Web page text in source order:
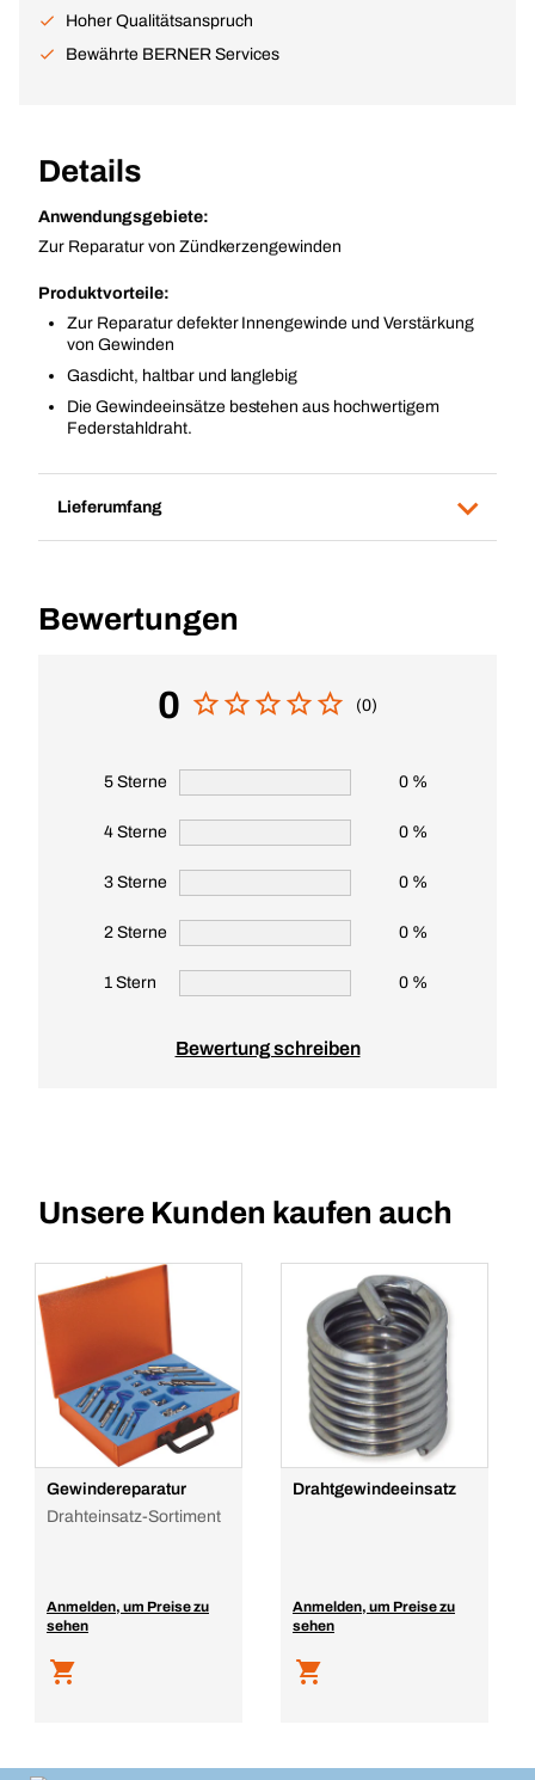
Hoher Qualitätsanspruch
Bewährte BERNER Services
Details
Anwendungsgebiete:
Zur Reparatur von Zündkerzengewinden
Produktvorteile:
Zur Reparatur defekter Innengewinde und Verstärkung
von Gewinden
Gasdicht, haltbar und langlebig
Die Gewindeeinsätze bestehen aus hochwertigem
Federstahldraht.
Lieferumfang
Bewertungen
0 (0)
5 Sterne 0 %
4 Sterne 0 %
3 Sterne 0 %
2 Sterne 0 %
1 Stern 0 %
Bewertung schreiben
Unsere Kunden kaufen auch
Gewindereparatur
Drahteinsatz-Sortiment
Anmelden, um Preise zu
sehen
Drahtgewindeeinsatz
Anmelden, um Preise zu
sehen